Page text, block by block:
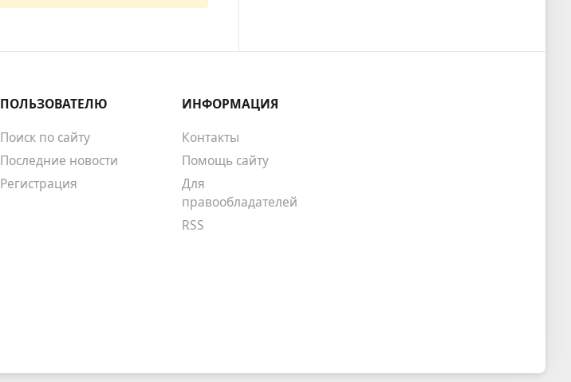
ПОЛЬЗОВАТЕЛЮ
Поиск по сайту
Последние новости
Регистрация
ИНФОРМАЦИЯ
Контакты
Помощь сайту
Для
правообладателей
RSS